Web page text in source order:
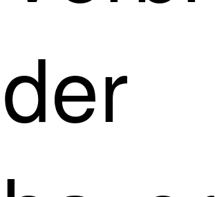
der